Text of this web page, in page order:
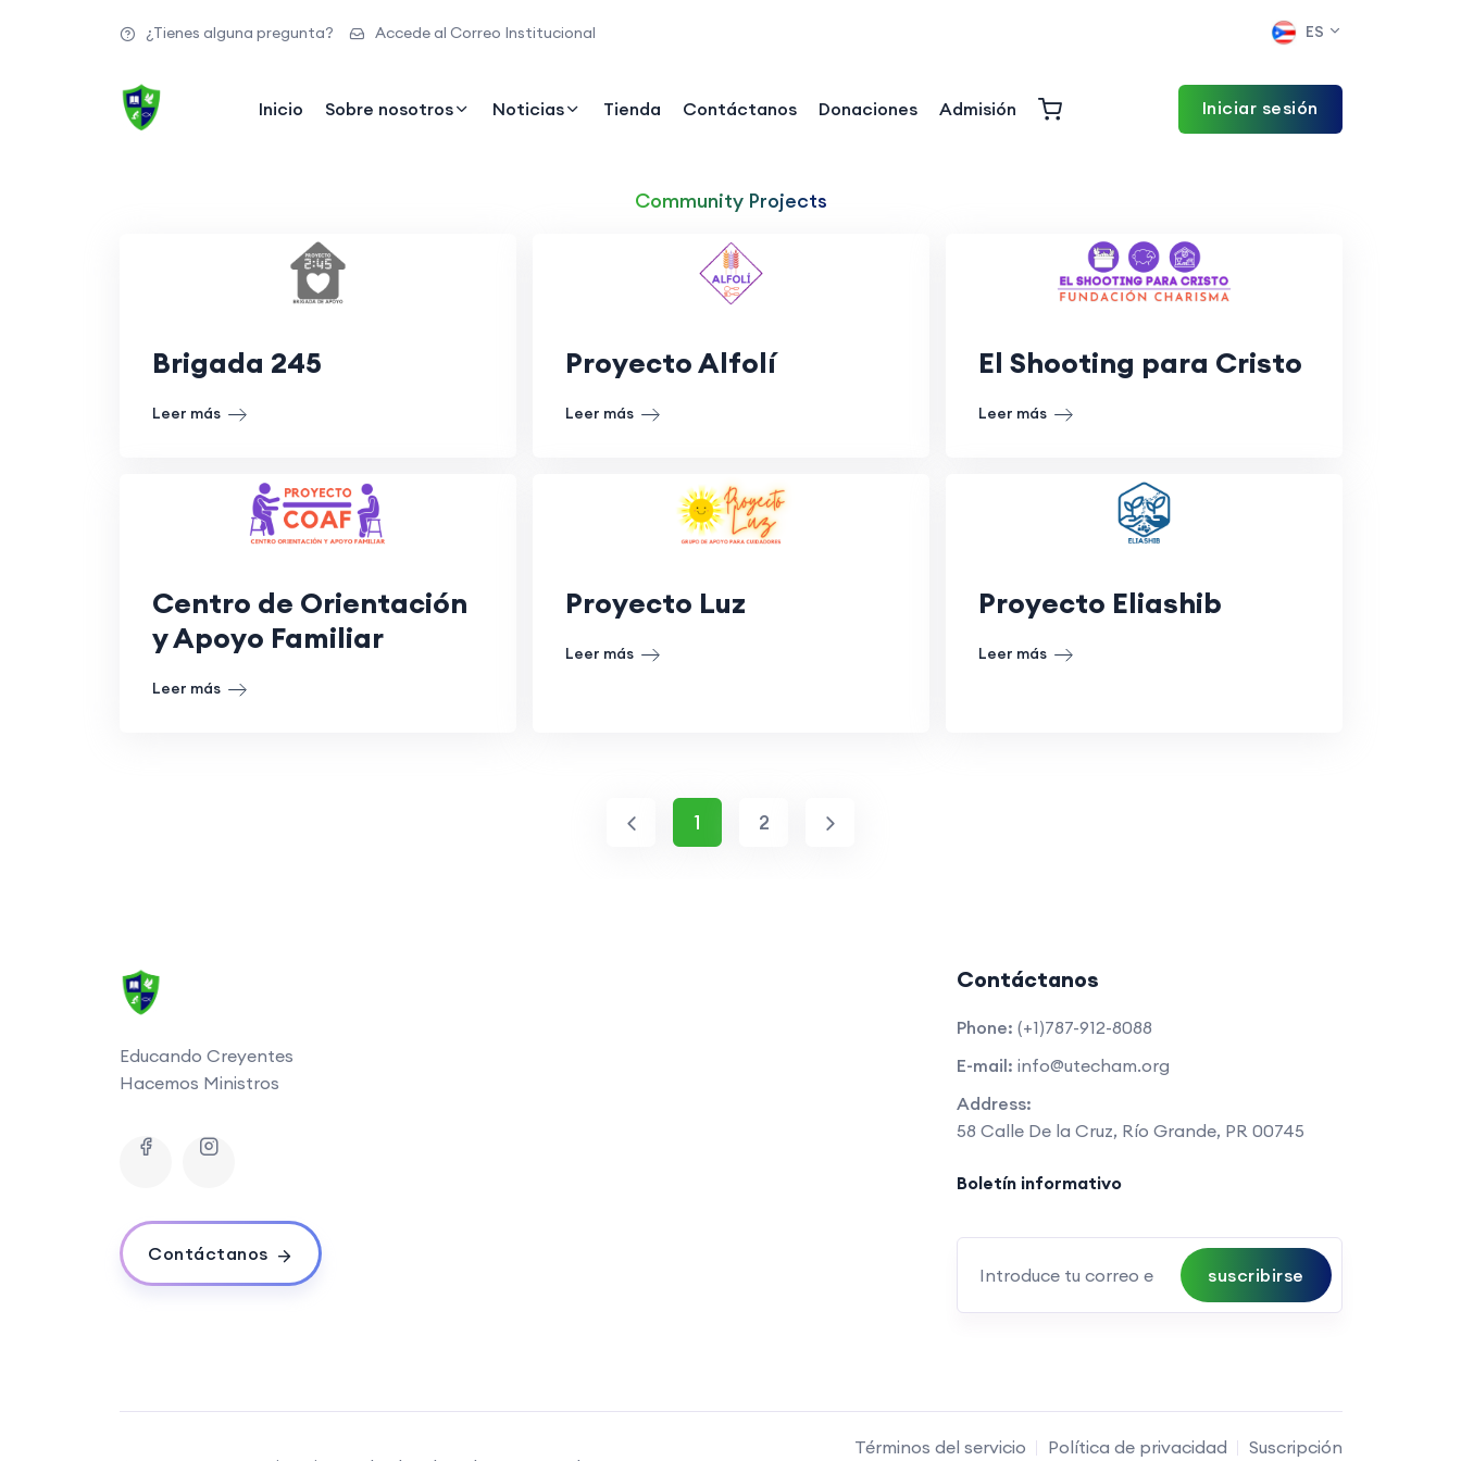
¿Tienes alguna pregunta? Accede al Correo Institucional ES
Inicio Sobre nosotros Noticias Tienda Contáctanos Donaciones Admisión Iniciar sesión
Community Projects
Brigada 245
Leer más
Proyecto Alfolí
Leer más
El Shooting para Cristo
Leer más
Centro de Orientación
y Apoyo Familiar
Leer más
Proyecto Luz
Leer más
Proyecto Eliashib
Leer más
1 2
Educando Creyentes
Hacemos Ministros
Contáctanos
Contáctanos
Phone: (+1)787-912-8088
E-mail: info@utecham.org
Address:
58 Calle De la Cruz, Río Grande, PR 00745
Boletín informativo
suscribirse
Términos del servicio Política de privacidad Suscripción